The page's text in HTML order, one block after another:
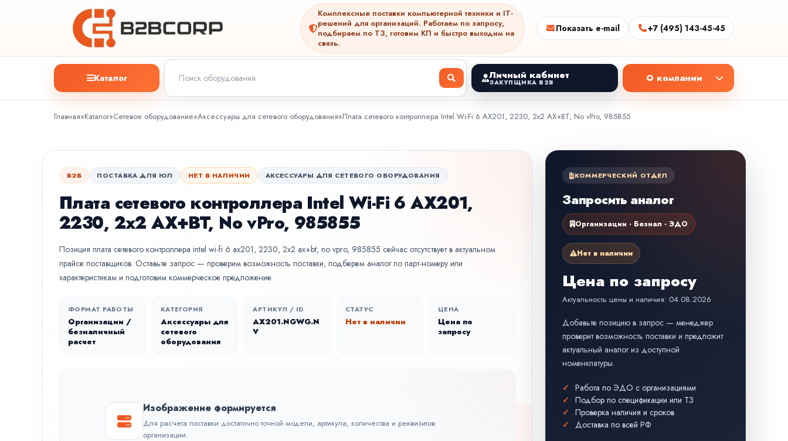
Комплексные поставки компьютерной техники и IT-
решений для организаций. Работаем по запросу,
подбираем по ТЗ, готовим КП и быстро выходим на
связь.
Показать e-mail +7 (495) 143-45-45
Каталог Личный кабинет
ЗАКУПЩИКА B2B О компании
Главная»Каталог»Сетевое оборудование»Аксессуары для сетевого оборудования»Плата сетевого контроллера Intel Wi-Fi 6 AX201, 2230, 2x2 AX+BT, No vPro, 985855
B2B ПОСТАВКА ДЛЯ ЮЛ НЕТ В НАЛИЧИИ АКСЕССУАРЫ ДЛЯ СЕТЕВОГО ОБОРУДОВАНИЯ
Плата сетевого контроллера Intel Wi-Fi 6 AX201,
2230, 2x2 AX+BT, No vPro, 985855
Позиция плата сетевого контроллера intel wi-fi 6 ax201, 2230, 2x2 ax+bt, no vpro, 985855 сейчас отсутствует в актуальном
прайсе поставщиков. Оставьте запрос — проверим возможность поставки, подберем аналог по парт-номеру или
характеристикам и подготовим коммерческое предложение.
ФОРМАТ РАБОТЫ
Организации /
безналичный
расчет
КАТЕГОРИЯ
Аксессуары для
сетевого
оборудования
АРТИКУЛ / ID
AX201.NGWG.N
V
СТАТУС
Нет в наличии
ЦЕНА
Цена по
запросу
Изображение формируется
Для расчета поставки достаточно точной модели, артикула, количества и реквизитов
организации.
КОММЕРЧЕСКИЙ ОТДЕЛ
Запросить аналог
Организации · Безнал · ЭДО
Нет в наличии
Цена по запросу
Актуальность цены и наличия: 04.08.2026
Добавьте позицию в запрос — менеджер
проверит возможность поставки и предложит
актуальный аналог из доступной
номенклатуры.
Работа по ЭДО с организациями
Подбор по спецификации или ТЗ
Проверка наличия и сроков
Доставка по всей РФ